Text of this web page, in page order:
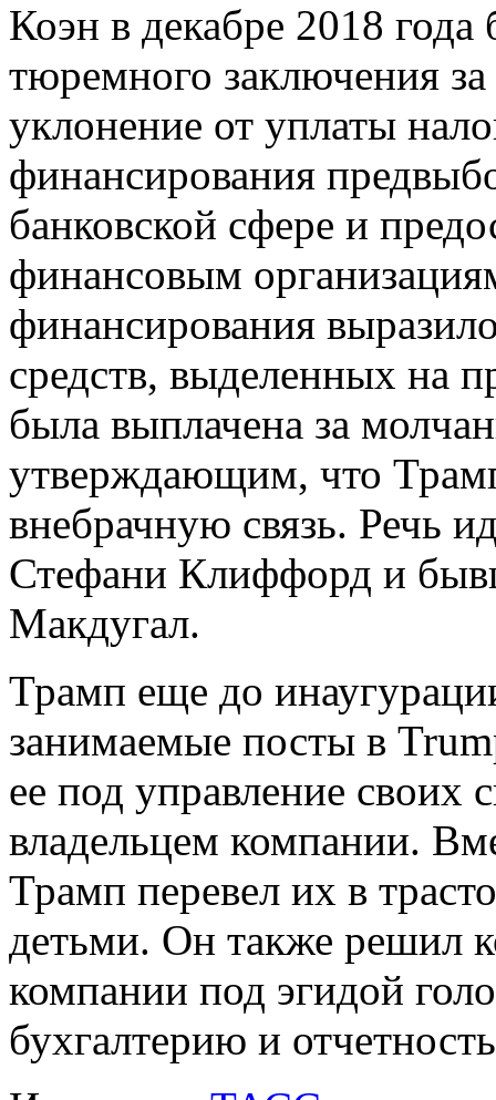
Коэн в декабре 2018
тюремного заключения
уклонение от уплаты
финансирования
банковской сфере и
финансовым
финансирования
средств, выделенных на
была выплачена за
утверждающим, что
внебрачную связь. Речь
Стефани Клиффорд и
Макдугал.
Трамп еще до
занимаемые посты в
ее под управление своих
владельцем компании.
Трамп перевел их в
детьми. Он также решил
компании под эгидой
бухгалтерию и